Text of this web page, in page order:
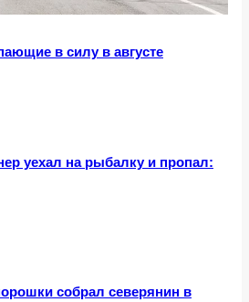
в силу в августе
уехал на рыбалку и пропал:
собрал северянин в